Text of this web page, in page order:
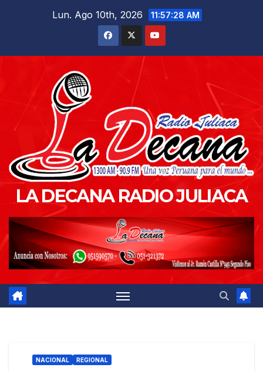
Lun. Ago 10th, 2026 11:57:29 AM
LA DECANA RADIO JULIACA
NACIONAL REGIONAL